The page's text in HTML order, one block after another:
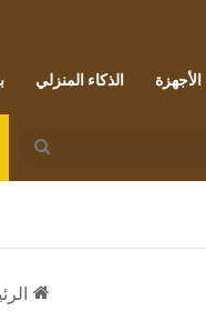
الأجهزة الذكاء المنزلي
بحث
عن